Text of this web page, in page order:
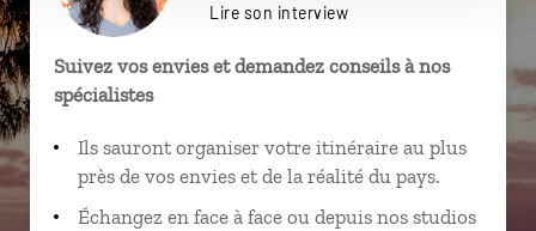
Lire son interview
Suivez vos envies et demandez conseils à nos
spécialistes
Ils sauront organiser votre itinéraire au plus
près de vos envies et de la réalité du pays.
Échangez en face à face ou depuis nos studios